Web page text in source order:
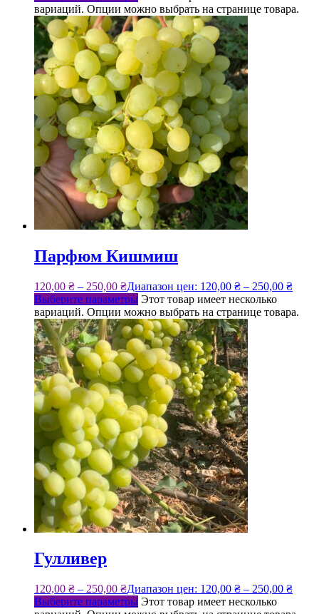
вариаций. Опции можно выбрать на странице товара.
Парфюм Кишмиш
120,00 ₴ – 250,00 ₴Диапазон цен: 120,00 ₴ – 250,00 ₴
Выберите параметры Этот товар имеет несколько
вариаций. Опции можно выбрать на странице товара.
Гулливер
120,00 ₴ – 250,00 ₴Диапазон цен: 120,00 ₴ – 250,00 ₴
Выберите параметры Этот товар имеет несколько